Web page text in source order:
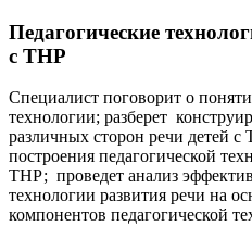
Педагогические
с ТНР
Специалист поговорит о
технологии; разберет
различных сторон речи детей
построения педагогической
ТНР; проведет анализ
технологии развития речи на
компонентов педагогической